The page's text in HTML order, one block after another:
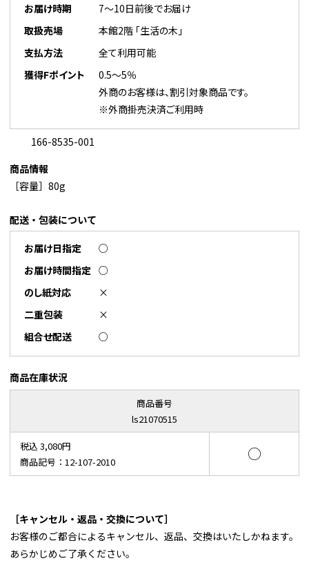
お届け時期
7～10日前後でお届け
取扱売場
本館2階 「生活の木」
支払方法
全て利用可能
獲得Fポイント
0.5～5％
外商のお客様は、割引対象商品です。
※外商掛売決済ご利用時
166-8535-001
商品情報
［容量］80g
配送・包装について
お届け日指定
○
お届け時間指定 ○
のし紙対応
×
二重包装
×
組合せ配送
○
商品在庫状況
商品番号
ls21070515
税込 3,080円
商品記号：12-107-2010
○
［キャンセル・返品・交換について］
お客様のご都合によるキャンセル、返品、交換はいたしかねます。
あらかじめご了承ください。